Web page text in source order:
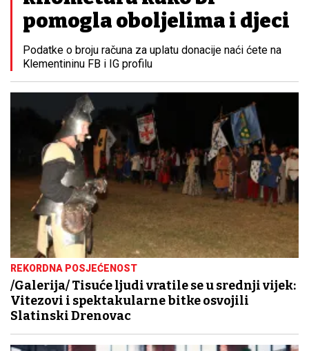
pomogla oboljelima i djeci
Podatke o broju računa za uplatu donacije naći ćete na
Klementininu FB i IG profilu
REKORDNA POSJEĆENOST
/Galerija/ Tisuće ljudi vratile se u srednji vijek:
Vitezovi i spektakularne bitke osvojili
Slatinski Drenovac